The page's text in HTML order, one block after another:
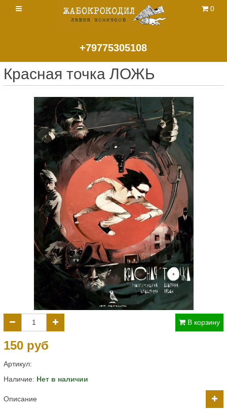
+79775305108
0
Красная точка ЛОЖЬ
В корзину
150 руб
Артикул:
Наличие: Нет в наличии
Описание